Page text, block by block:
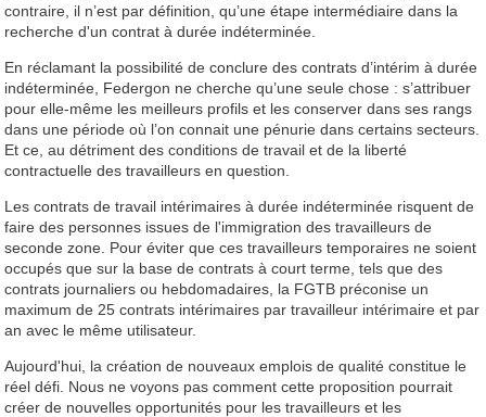
contraire, il n’est par définition, qu’une étape intermédiaire dans la
recherche d'un contrat à durée indéterminée.
En réclamant la possibilité de conclure des contrats d’intérim à durée
indéterminée, Federgon ne cherche qu’une seule chose : s’attribuer
pour elle-même les meilleurs profils et les conserver dans ses rangs
dans une période où l’on connait une pénurie dans certains secteurs.
Et ce, au détriment des conditions de travail et de la liberté
contractuelle des travailleurs en question.
Les contrats de travail intérimaires à durée indéterminée risquent de
faire des personnes issues de l'immigration des travailleurs de
seconde zone. Pour éviter que ces travailleurs temporaires ne soient
occupés que sur la base de contrats à court terme, tels que des
contrats journaliers ou hebdomadaires, la FGTB préconise un
maximum de 25 contrats intérimaires par travailleur intérimaire et par
an avec le même utilisateur.
Aujourd'hui, la création de nouveaux emplois de qualité constitue le
réel défi. Nous ne voyons pas comment cette proposition pourrait
créer de nouvelles opportunités pour les travailleurs et les